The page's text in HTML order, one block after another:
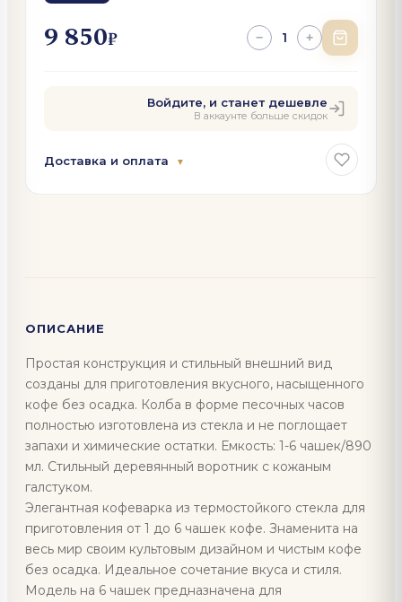
9 850₽ − 1 +
Войдите, и станет дешевле
В аккаунте больше скидок
Доставка и оплата ▼
ОПИСАНИЕ
Простая конструкция и стильный внешний вид
созданы для приготовления вкусного, насыщенного
кофе без осадка. Колба в форме песочных часов
полностью изготовлена из стекла и не поглощает
запахи и химические остатки. Емкость: 1-6 чашек/890
мл. Стильный деревянный воротник с кожаным
галстуком.
Элегантная кофеварка из термостойкого стекла для
приготовления от 1 до 6 чашек кофе. Знаменита на
весь мир своим культовым дизайном и чистым кофе
без осадка. Идеальное сочетание вкуса и стиля.
Модель на 6 чашек предназначена для